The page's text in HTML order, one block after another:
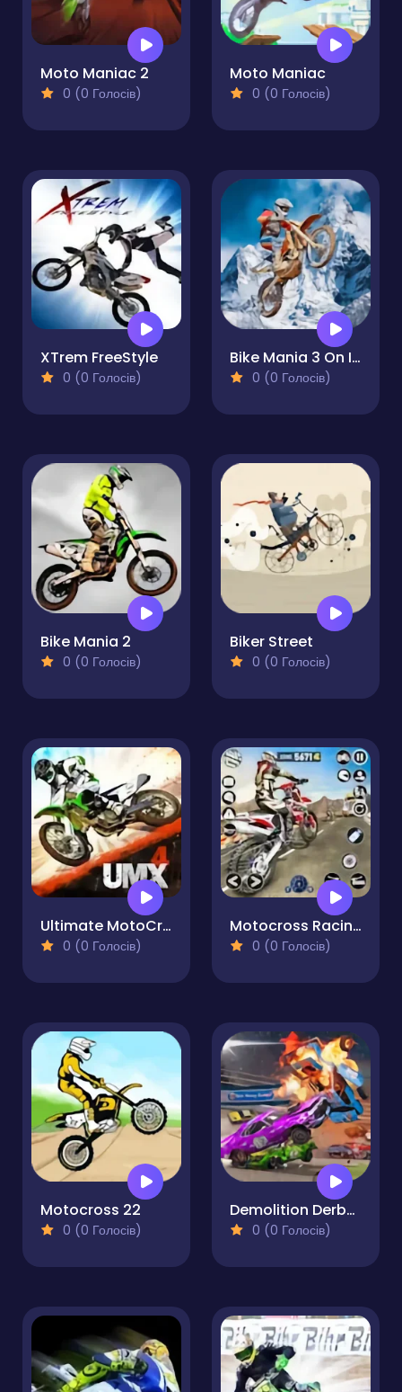
Moto Maniac 2
0 (0 Голосів)
Moto Maniac
0 (0 Голосів)
XTrem FreeStyle
0 (0 Голосів)
Bike Mania 3 On Ice
0 (0 Голосів)
Bike Mania 2
0 (0 Голосів)
Biker Street
0 (0 Голосів)
Ultimate MotoCross 4
0 (0 Голосів)
Motocross Racing
0 (0 Голосів)
Motocross 22
0 (0 Голосів)
Demolition Derby Racing
0 (0 Голосів)